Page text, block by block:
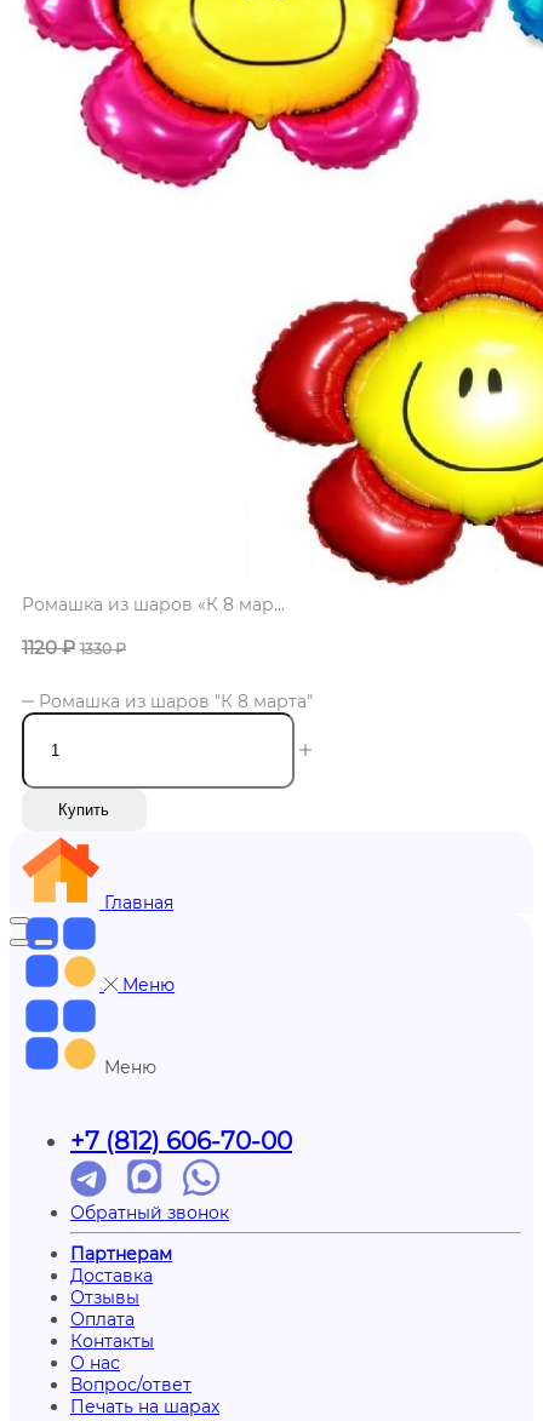
Ромашка из шаров «К 8 мар...
1120₽ 1330₽
Ромашка из шаров "К 8 марта"
Купить
Главная
Меню
Меню
+7 (812) 606-70-00
Обратный звонок
Партнерам
Доставка
Отзывы
Оплата
Контакты
О нас
Вопрос/ответ
Печать на шарах